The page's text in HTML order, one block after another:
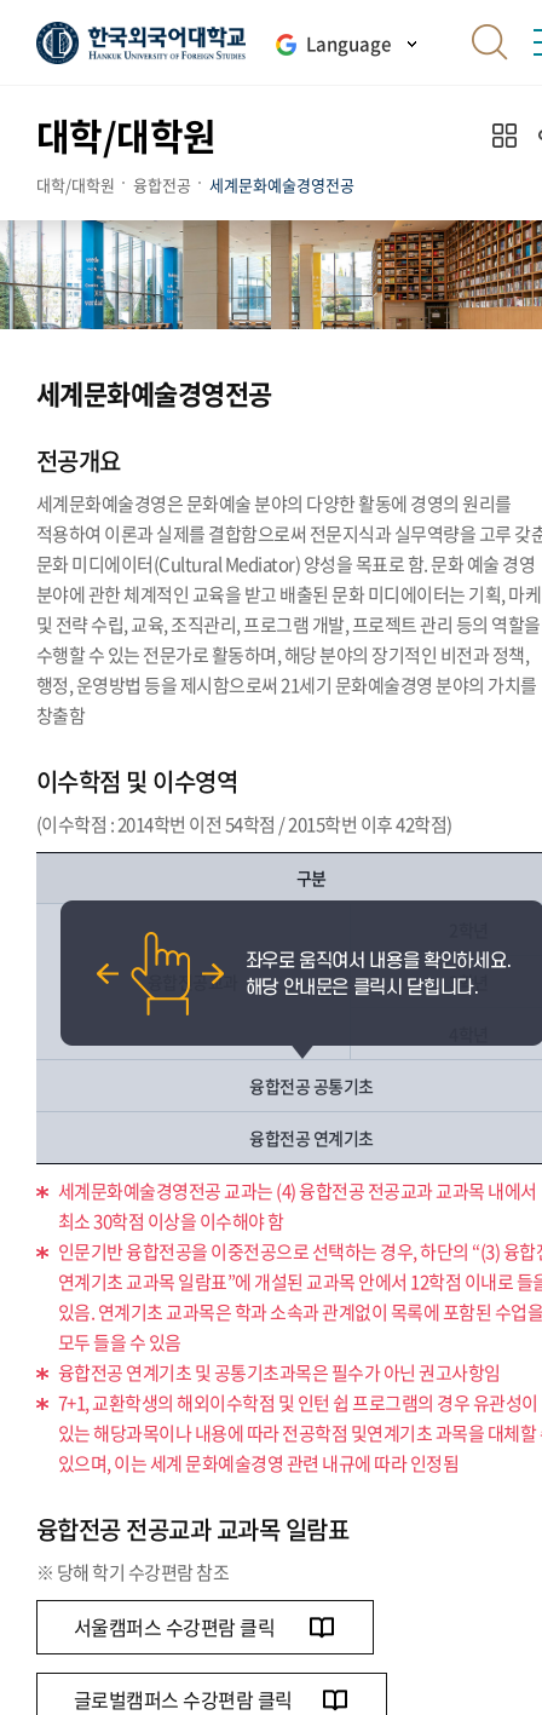
Language
대학/대학원
대학/대학원 융합전공 세계문화예술경영전공
세계문화예술경영전공
전공개요
세계문화예술경영은 문화예술 분야의 다양한 활동에 경영의 원리를
적용하여 이론과 실제를 결합함으로써 전문지식과 실무역량을 고루 갖
문화 미디에이터(Cultural Mediator) 양성을 목표로 함. 문화 예술 경영
분야에 관한 체계적인 교육을 받고 배출된 문화 미디에이터는 기획, 마
및 전략 수립, 교육, 조직관리, 프로그램 개발, 프로젝트 관리 등의 역할을
수행할 수 있는 전문가로 활동하며, 해당 분야의 장기적인 비전과 정책,
행정, 운영방법 등을 제시함으로써 21세기 문화예술경영 분야의 가치를
창출함
이수학점 및 이수영역
(이수학점 : 2014학번 이전 54학점 / 2015학번 이후 42학점)
구분
융합전공교과 3학년
융합전공 공통기초
융합전공 연계기초
세계문화예술경영전공 교과는 (4) 융합전공 전공교과 교과목 내에서
최소 30학점 이상을 이수해야 함
인문기반 융합전공을 이중전공으로 선택하는 경우, 하단의 “(3) 융합
연계기초 교과목 일람표”에 개설된 교과목 안에서 12학점 이내로 들
있음. 연계기초 교과목은 학과 소속과 관계없이 목록에 포함된 수업
모두 들을 수 있음
융합전공 연계기초 및 공통기초과목은 필수가 아닌 권고사항임
7+1, 교환학생의 해외이수학점 및 인턴 쉽 프로그램의 경우 유관성이
있는 해당과목이나 내용에 따라 전공학점 및연계기초 과목을 대체할
있으며, 이는 세계 문화예술경영 관련 내규에 따라 인정됨
융합전공 전공교과 교과목 일람표
※ 당해 학기 수강편람 참조
서울캠퍼스 수강편람 클릭
글로벌캠퍼스 수강편람 클릭